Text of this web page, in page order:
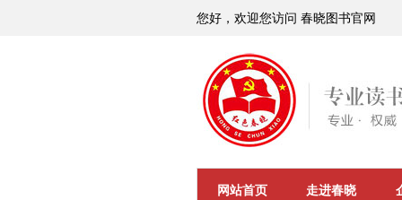
您好，欢迎您访问 春晓图书官网
网站首页 走进春晓